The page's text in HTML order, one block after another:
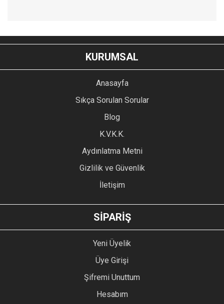
YORUM YAZ
Bu ürünün fiyat bilgisi, resim, ürün açıklamalarında ve diğer
konularda yetersiz gördüğünüz noktaları öneri formunu
kullanarak tarafımıza iletebilirsiniz.
Ürün resmi kalitesiz, bozuk veya görüntülenemiyor.
Ürün açıklamasında eksik bilgiler bulunuyor.
Ürün bilgilerinde hatalar bulunuyor.
Ürün fiyatı diğer sitelerden daha pahalı.
GÖNDER
KURUMSAL
Anasayfa
Sıkça Sorulan Sorular
Blog
K.V.K.K.
Aydınlatma Metni
Gizlilik ve Güvenlik
İletişim
SİPARİŞ
Yeni Üyelik
Üye Girişi
Şifremi Unuttum
Hesabım